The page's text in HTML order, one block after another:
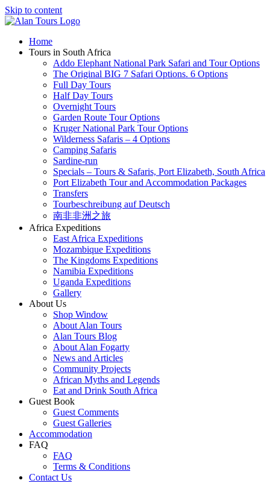
Skip to content
Home
Tours in South Africa
Addo Elephant National Park Safari and Tour Options
The Original BIG 7 Safari Options. 6 Options
Full Day Tours
Half Day Tours
Overnight Tours
Garden Route Tour Options
Kruger National Park Tour Options
Wilderness Safaris – 4 Options
Camping Safaris
Sardine-run
Specials – Tours & Safaris, Port Elizabeth, South Africa
Port Elizabeth Tour and Accommodation Packages
Transfers
Tourbeschreibung auf Deutsch
南非非洲之旅
Africa Expeditions
East Africa Expeditions
Mozambique Expeditions
The Kingdoms Expeditions
Namibia Expeditions
Uganda Expeditions
Gallery
About Us
Shop Window
About Alan Tours
Alan Tours Blog
About Alan Fogarty
News and Articles
Community Projects
African Myths and Legends
Eat and Drink South Africa
Guest Book
Guest Comments
Guest Galleries
Accommodation
FAQ
FAQ
Terms & Conditions
Contact Us